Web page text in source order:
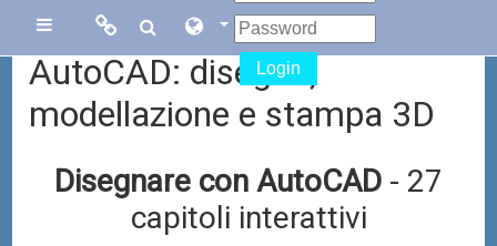
Links
Menu
Sito di Corsi in
Links
collegati
Facebook
Login
AutoCAD: disegno,
modellazione e stampa 3D
Disegnare con AutoCAD - 27
capitoli interattivi